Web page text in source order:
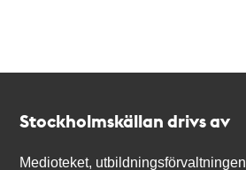
Stockholmskällan drivs av
Medioteket, utbildningsförvaltningen